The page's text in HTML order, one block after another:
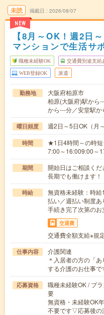
未読
NEW
掲載日 2026/08/07
【8月～OK！週2日
マンションで生活サ
職種未経験OK 交通費別途支給
WEB登録OK 派遣
勤務地
大阪府柏原市
柏原(大阪府)駅から
から---分／安堂駅
曜日頻度 週2日～5日OK（
時間
★1日4時間～の時短
7:00～16:009:00～
期間
開始日はご相談く
長期でも働けます！
時給
無資格未経験：時
払い／週払い制度
手続き完了次第のお
交通費
交通費全額支給※規
仕事内容
介護関連
＊入居者の方の「
する介護のお仕事
応募資格
職種未経験OK / ブ
要
無資格・未経験OK
不要です▽応募後の